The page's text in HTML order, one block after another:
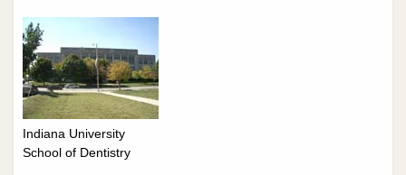
Indiana University
School of Dentistry